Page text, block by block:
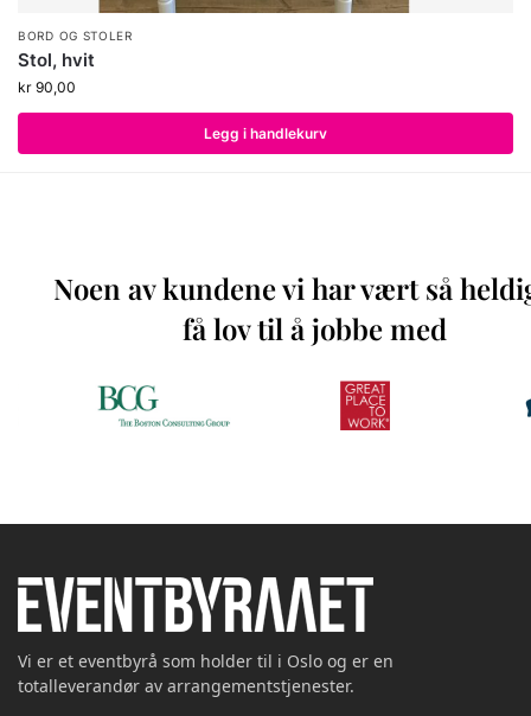
BORD OG STOLER
Stol, hvit
kr 90,00
Legg i handlekurv
Noen av kundene vi har vært så
få lov til å jobbe med
Vi er et eventbyrå som holder til i Oslo og er en
totalleverandør av arrangementstjenester.